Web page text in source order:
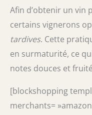
Afin d’obtenir un vin
certains vignerons
tardives. Cette
en surmaturité, ce
notes douces et
[blockshopping
merchants=